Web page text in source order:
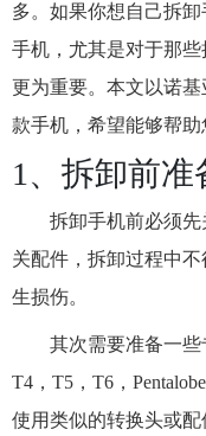
多。如果你想自己拆
手机，尤其是对于那
更为重要。本文以诺
款手机，希望能够帮助
1、拆卸前准
拆卸手机前必须
关配件，拆卸过程中
生损伤。
其次需要准备一些
T4，T5，T6，
使用类似的转换头或